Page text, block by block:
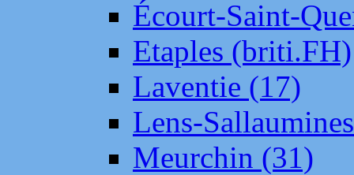
Écourt-Saint-
Etaples (briti.FH)
Laventie (17)
Lens-
Meurchin (31)